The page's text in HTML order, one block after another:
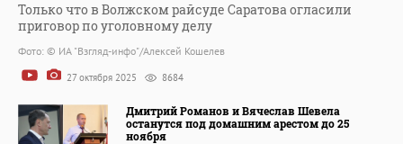
Только что в Волжском райсуде Саратова огласили
приговор по уголовному делу
Фото: © ИА "Взгляд-инфо"/Алексей Кошелев
27 октября 2025 8684
Дмитрий Романов и Вячеслав Шевела
останутся под домашним арестом до 25
ноября